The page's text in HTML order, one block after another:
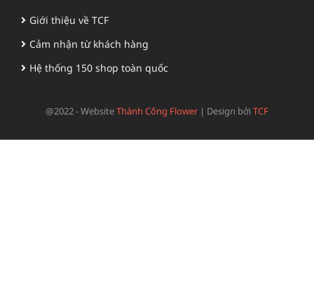
Giới thiệu về TCF
Cảm nhận từ khách hàng
Hệ thống 150 shop toàn quốc
@2022 - WebsiteThành Công Flower | Design bởiTCF